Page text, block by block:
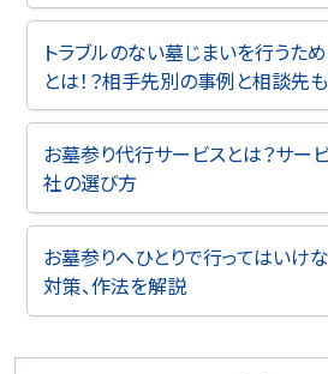
トラブルのない墓じまいを行うた
とは！？相手先別の事例と相談先
お墓参り代行サービスとは？サー
社の選び方
お墓参りへひとりで行ってはいけ
対策、作法を解説